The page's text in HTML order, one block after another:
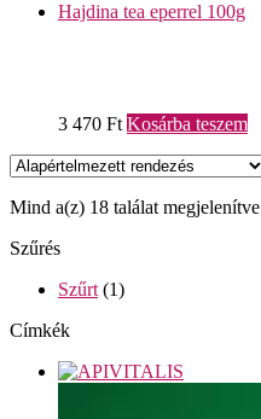
Hajdina tea eperrel 100g
3 470 Ft Kosárba teszem
Mind a(z) 18 találat megjelenítve
Szűrés
Szűrt (1)
Címkék